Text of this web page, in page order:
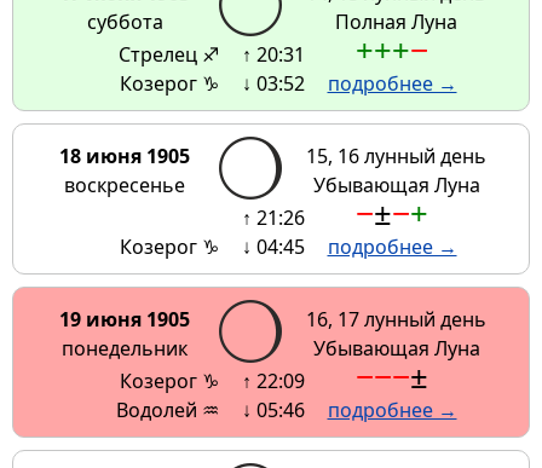
суббота
Полная Луна
Стрелец ♐
Козерог ♑
↑ 20:31
↓ 03:52
+++−
подробнее →
18 июня 1905
воскресенье
15, 16 лунный день
Убывающая Луна
Козерог ♑
↑ 21:26
↓ 04:45
−±−+
подробнее →
19 июня 1905
понедельник
16, 17 лунный день
Убывающая Луна
Козерог ♑
Водолей ♒
↑ 22:09
↓ 05:46
−−−±
подробнее →